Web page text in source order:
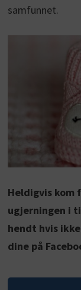
samfunnet.
Heldigvis kom
ugjerningen i
hendt hvis
dine på